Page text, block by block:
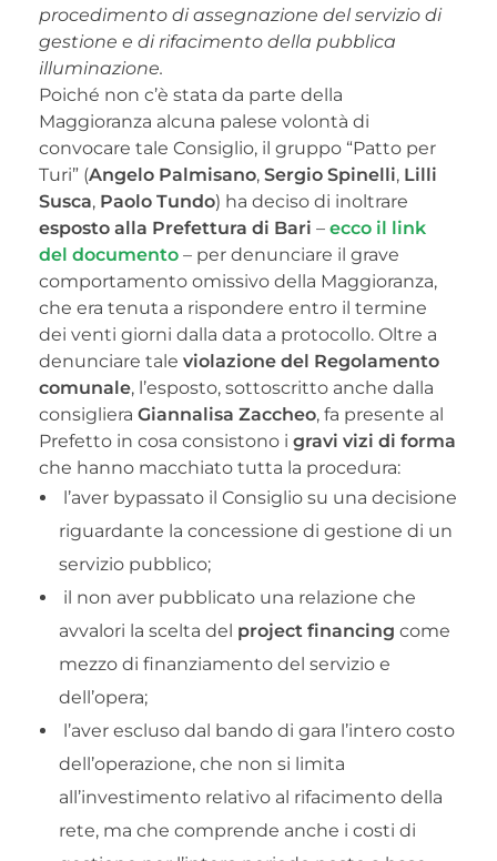
procedimento di assegnazione del servizio di
gestione e di rifacimento della pubblica
illuminazione.
Poiché non c’è stata da parte della
Maggioranza alcuna palese volontà di
convocare tale Consiglio, il gruppo “Patto per
Turi” (Angelo Palmisano, Sergio Spinelli, Lilli
Susca, Paolo Tundo) ha deciso di inoltrare
esposto alla Prefettura di Bari – ecco il link
del documento – per denunciare il grave
comportamento omissivo della Maggioranza,
che era tenuta a rispondere entro il termine
dei venti giorni dalla data a protocollo. Oltre a
denunciare tale violazione del Regolamento
comunale, l’esposto, sottoscritto anche dalla
consigliera Giannalisa Zaccheo, fa presente al
Prefetto in cosa consistono i gravi vizi di forma
che hanno macchiato tutta la procedura:
l’aver bypassato il Consiglio su una decisione
riguardante la concessione di gestione di un
servizio pubblico;
il non aver pubblicato una relazione che
avvalori la scelta del project financing come
mezzo di finanziamento del servizio e
dell’opera;
l’aver escluso dal bando di gara l’intero costo
dell’operazione, che non si limita
all’investimento relativo al rifacimento della
rete, ma che comprende anche i costi di